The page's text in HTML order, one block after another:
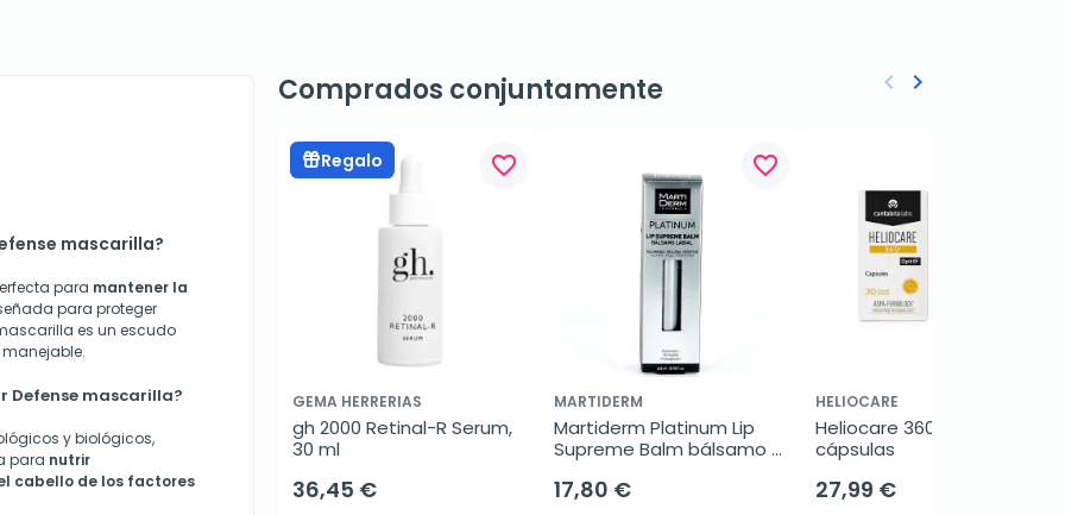
mascarilla?
para mantener la
para proteger
es un escudo
Defense mascarilla?
y biológicos,
para nutrir
cabello de los factores
Comprados conjuntamente
Regalo favorite_border
GEMA HERRERIAS
gh 2000 Retinal-R Serum,
30 ml
36,45 €
favorite_border
MARTIDERM
Martiderm Platinum Lip
Supreme Balm bálsamo
17,80 €
HELIOCARE
Heliocare 360, 30
cápsulas
27,99 €
Anterior
keyboard_arrow_left Siguiente
keyboard_arrow_right